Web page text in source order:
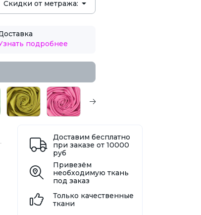
Скидки от метража:
подробнее
Доставим бесплатно
при заказе от 10000
руб
Привезём
необходимую ткань
под заказ
Только качественные
ткани